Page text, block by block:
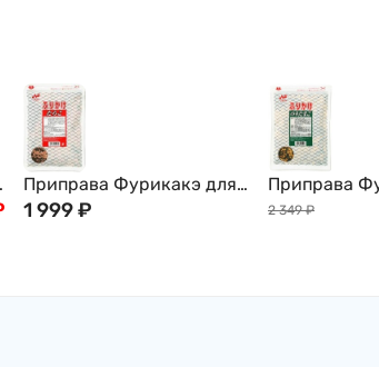
Приправа Фурикакэ для
риса Nichifuri с икрой
1 999₽
Приправа
риса
2 349 ₽